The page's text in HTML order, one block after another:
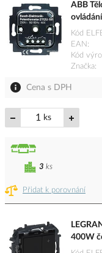
ABB
Kód
EAN
Kód
Značka
Cena s DPH
ks
Přidat k porovnání
3 ks
400W